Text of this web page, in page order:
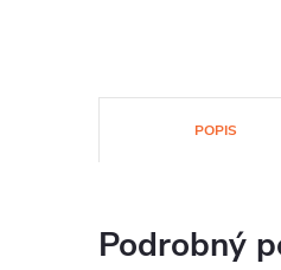
POPIS
Podrobný